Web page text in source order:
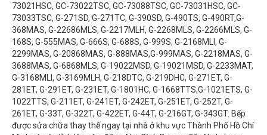
73021HSC, GC-73022TSC, GC-73088TSC, GC-73031HSC, GC-
73033TSC, G-271SD, G-271TC, G-390SD, G-490TS, G-490RT,G-
368MAS, G-22686MLS, G-2217MLH, G-2268MLS, G-2266MLS, G-
168S, G-555MAS, G-666S, G-688S, G-999S, G-2168MLI, G-
2299MAS, G-20868MAS, G-888MAS,G-999MAS, G-2218MAS, G-
3688MAS, G-6868MLS, G-19022MSD, G-19021MSD, G-2233MAT,
G-3168MLI, G-3169MLH, G-218DTC, G-219DHC, G-271ET, G-
281ET, G-291ET, G-231ET, G-1801HC, G-1668TTS,G-1021ETS, G-
1022TTS, G-211ET, G-241ET, G-242ET, G-251ET, G-252T, G-
261ET, G-33T, G-322T, G-422ET, G-44T, G-216GT, G-343GT. Bếp
được sửa chữa thay thế ngay tại nhà ở khu vực Thành Phố Hồ Chí